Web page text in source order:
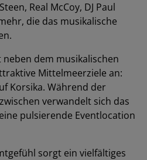
Real McCoy, DJ Paul
die das musikalische
dem musikalischen
Mittelmeerziele an:
Korsika. Während der
verwandelt sich das
pulsierende Eventlocation
sorgt ein vielfältiges